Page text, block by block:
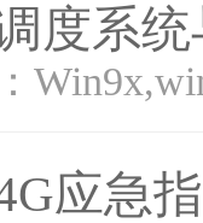
度系
应急